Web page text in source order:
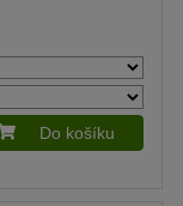
Do košíku